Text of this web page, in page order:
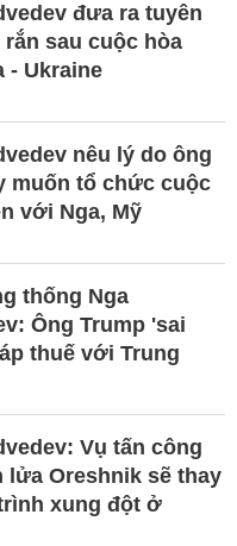
đưa ra tuyên
rắn sau cuộc hòa
- Ukraine
nêu lý do ông
muốn tổ chức cuộc
với Nga, Mỹ
thống Nga
Ông Trump 'sai
thuế với Trung
Vụ tấn công
lửa Oreshnik sẽ thay
xung đột ở